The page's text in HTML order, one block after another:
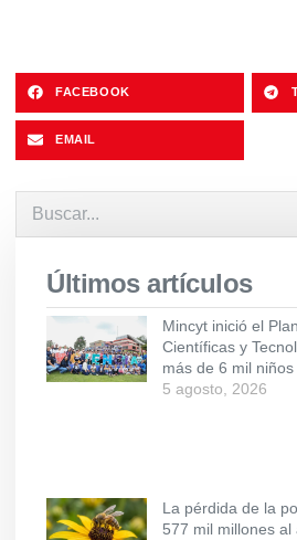
FACEBOOK
EMAIL
Últimos artículos
Mincyt inició el
Científicas y
más de 6 mil
5 agosto, 2026
La pérdida de la
577 mil millones al